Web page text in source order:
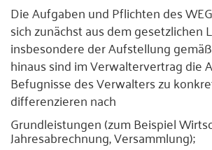
Die Aufgaben und Pflichten des
sich zunächst aus dem gesetzlichen
insbesondere der Aufstellung
hinaus sind im Verwaltervertrag die
Befugnisse des Verwalters zu
differenzieren nach
Grundleistungen (zum Beispiel
Jahresabrechnung, Versammlung);